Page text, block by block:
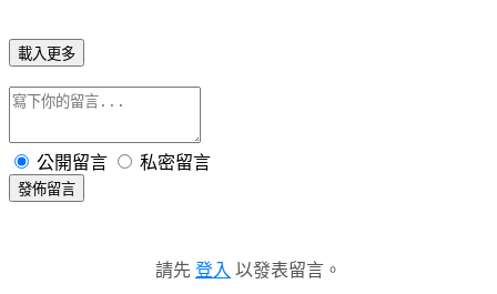
載入更多
公開留言 私密留言
發佈留言
請先 登入 以發表留言。